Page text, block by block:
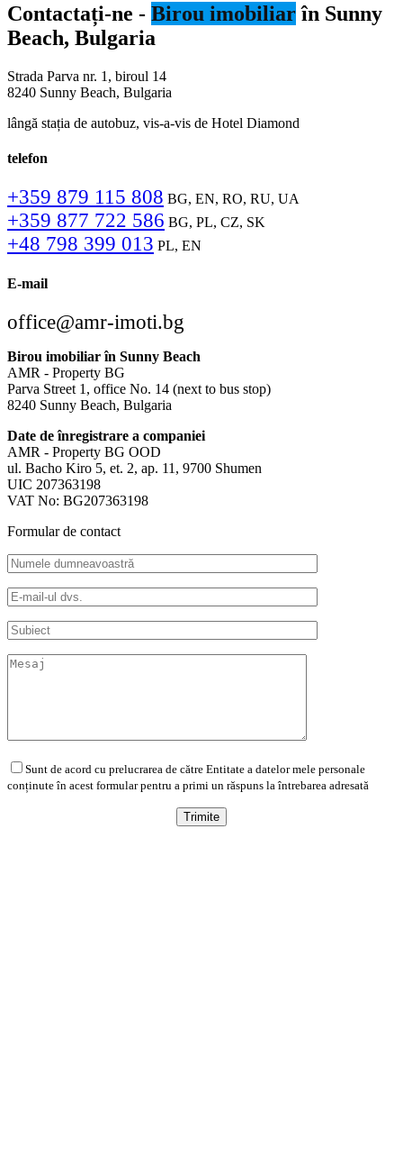
Contactați-ne - Birou imobiliarîn Sunny
Beach, Bulgaria
Strada Parva nr. 1, biroul 14
8240 Sunny Beach, Bulgaria
lângă stația de autobuz, vis-a-vis de Hotel Diamond
telefon
+359 879 115 808 BG, EN, RO, RU, UA
+359 877 722 586 BG, PL, CZ, SK
+48 798 399 013 PL, EN
E-mail
office@amr-imoti.bg
Birou imobiliar în Sunny Beach
AMR - Property BG
Parva Street 1, office No. 14 (next to bus stop)
8240 Sunny Beach, Bulgaria
Date de înregistrare a companiei
AMR - Property BG OOD
ul. Bacho Kiro 5, et. 2, ap. 11, 9700 Shumen
UIC 207363198
VAT No: BG207363198
Formular de contact
Sunt de acord cu prelucrarea de către Entitate a datelor mele personale
conținute în acest formular pentru a primi un răspuns la întrebarea adresată